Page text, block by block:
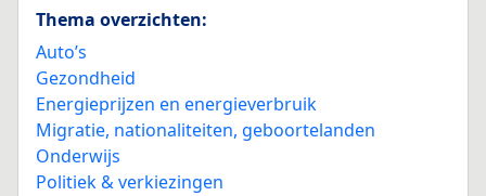
Thema overzichten:
Auto’s
Gezondheid
Energieprijzen en energieverbruik
Migratie, nationaliteiten, geboortelanden
Onderwijs
Politiek & verkiezingen